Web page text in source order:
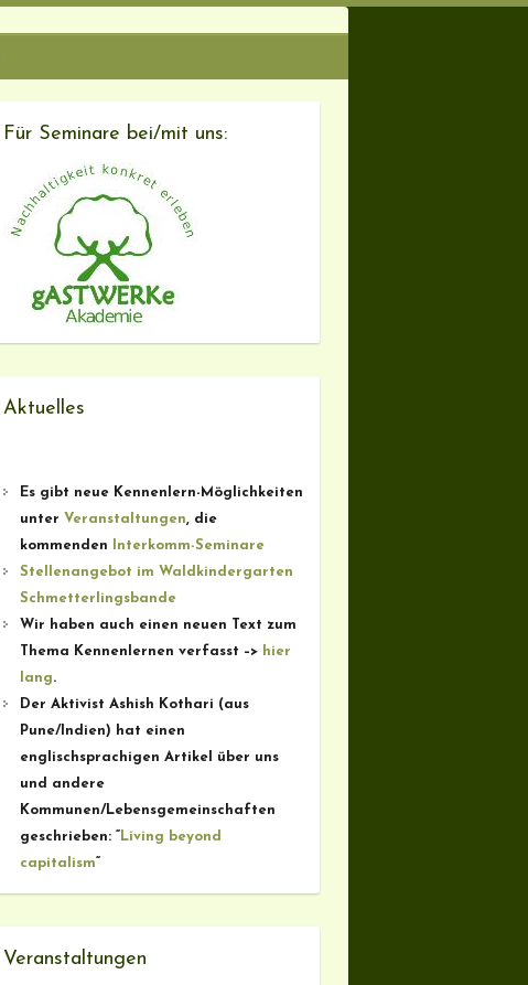
Für Seminare bei/mit uns:
Aktuelles
Es gibt neue Kennenlern-Möglichkeiten
unter Veranstaltungen, die
kommenden
Interkomm-Seminare
Stellenangebot im Waldkindergarten
Schmetterlingsbande
Wir haben auch einen neuen Text zum
Thema Kennenlernen verfasst –> hier
lang.
Der Aktivist Ashish Kothari (aus
Pune/Indien) hat einen
englischsprachigen Artikel über uns
und andere
Kommunen/Lebensgemeinschaften
geschrieben: “Living beyond
capitalism“
Veranstaltungen